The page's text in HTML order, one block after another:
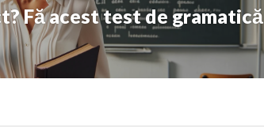
Fă acest test de gramatică